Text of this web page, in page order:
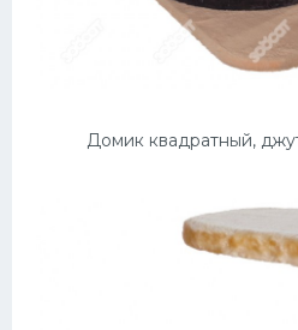
Домик квадратный,